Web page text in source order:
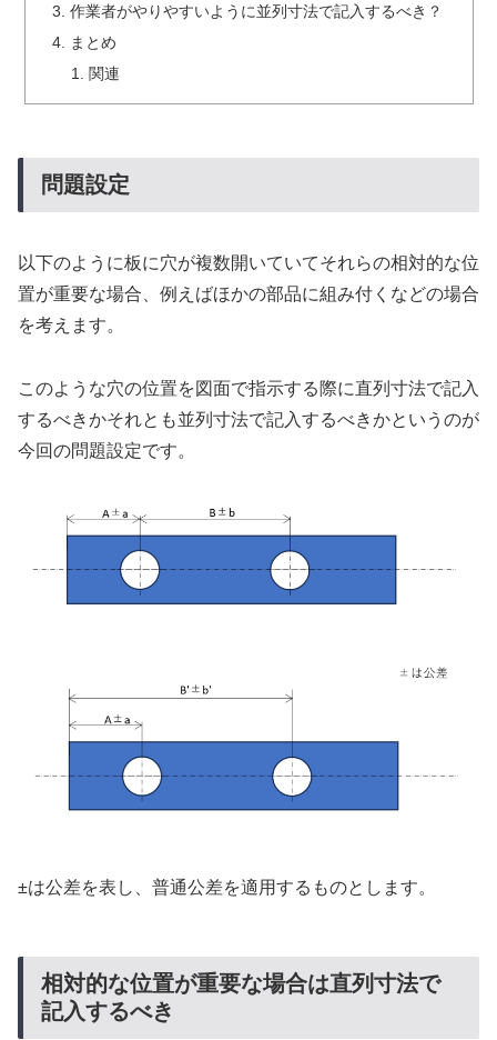
作業者がやりやすいように並列寸法で記入するべき？
まとめ
関連
問題設定
以下のように板に穴が複数開いていてそれらの相対的な位
置が重要な場合、例えばほかの部品に組み付くなどの場合
を考えます。
このような穴の位置を図面で指示する際に直列寸法で記入
するべきかそれとも並列寸法で記入するべきかというのが
今回の問題設定です。
±は公差を表し、普通公差を適用するものとします。
相対的な位置が重要な場合は直列寸法で
記入するべき